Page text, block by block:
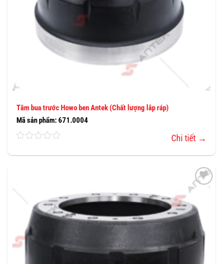
Tăm bua trước Howo ben Antek (Chất lượng lắp ráp)
Mã sản phẩm: 671.0004
Chi tiết →
THÊM
VÀO
YÊU